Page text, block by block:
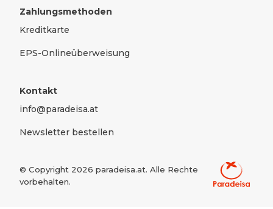
Zahlungsmethoden
Kreditkarte
EPS-Onlineüberweisung
Kontakt
info@paradeisa.at
Newsletter bestellen
© Copyright 2026 paradeisa.at. Alle Rechte
vorbehalten.